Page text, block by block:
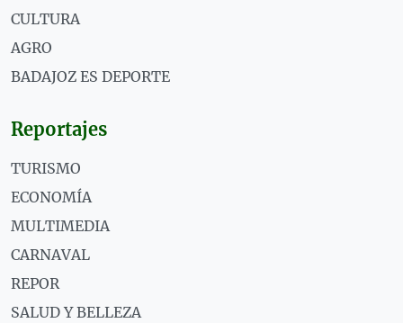
CULTURA
AGRO
BADAJOZ ES DEPORTE
Reportajes
TURISMO
ECONOMÍA
MULTIMEDIA
CARNAVAL
REPOR
SALUD Y BELLEZA